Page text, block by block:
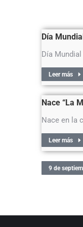
Día
Día
Leer más
Nace “La
Nace en la
Leer más
9 de